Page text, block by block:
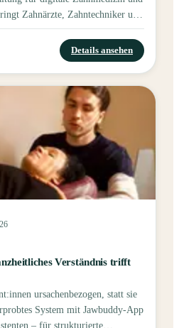
Zahnärzte, Zahntechniker und
zusammen, um aktuelle
und praxisnahe Lösungen zu
Details ansehen
Verständnis trifft
ursachenbezogen, statt sie
System mit Jawbuddy-App
– für strukturierte